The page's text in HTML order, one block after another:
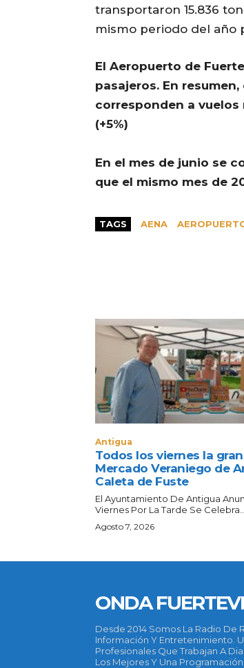
transportaron 15.836
mismo periodo del año
El Aeropuerto de
pasajeros. En resumen,
corresponden a vuelos
(+5%)
En el mes de junio se
que el mismo mes de
TAGS AENA
Antigua
Todos los viernes la
Mercado Veraniego de
Caleta de Fuste
El Ayuntamiento De Antigua
Viernes Por La Tarde Se Celebra...
Agosto 7, 2026
ONDA
Desde 2014 Somos La Radio De
Información Y Entretenimiento.
Profesionales Que Trabajan A
Los Mejores Y Una